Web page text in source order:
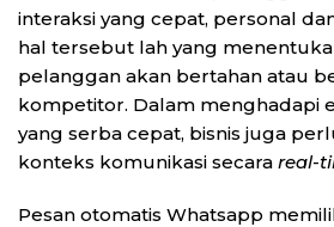
interaksi yang cepat, personal
hal tersebut lah yang
pelanggan akan bertahan atau
kompetitor. Dalam menghadapi
yang serba cepat, bisnis juga
konteks komunikasi secara real-
Pesan otomatis Whatsapp